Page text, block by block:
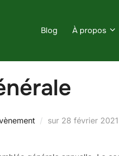
Blog À propos
sur Publié
28 février 2021